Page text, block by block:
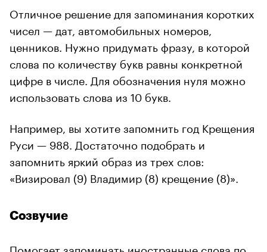
Отличное решение для запоминания коротких
чисел — дат, автомобильных номеров,
ценников. Нужно придумать фразу, в которой
слова по количеству букв равны конкретной
цифре в числе. Для обозначения нуля можно
использовать слова из 10 букв.
Например, вы хотите запомнить год Крещения
Руси — 988. Достаточно подобрать и
запомнить яркий образ из трех слов:
«Визировал (9) Владимир (8) крещение (8)».
Созвучие
Помогает запоминать иностранные слова по